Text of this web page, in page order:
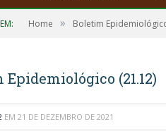
Home » Boletim
(21.12)
EM 21 DE DEZEMBRO DE 2021